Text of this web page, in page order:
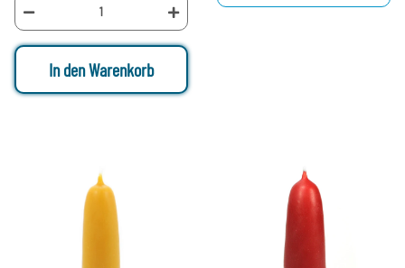
In den Warenkorb